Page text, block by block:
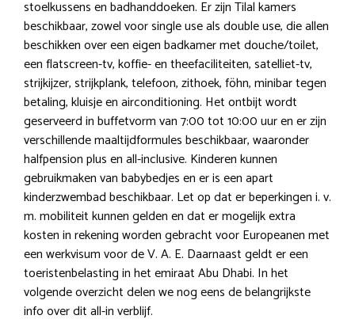
stoelkussens en badhanddoeken. Er zijn Tilal kamers
beschikbaar, zowel voor single use als double use, die allen
beschikken over een eigen badkamer met douche/toilet,
een flatscreen-tv, koffie- en theefaciliteiten, satelliet-tv,
strijkijzer, strijkplank, telefoon, zithoek, föhn, minibar tegen
betaling, kluisje en airconditioning. Het ontbijt wordt
geserveerd in buffetvorm van 7:00 tot 10:00 uur en er zijn
verschillende maaltijdformules beschikbaar, waaronder
halfpension plus en all-inclusive. Kinderen kunnen
gebruikmaken van babybedjes en er is een apart
kinderzwembad beschikbaar. Let op dat er beperkingen i. v.
m. mobiliteit kunnen gelden en dat er mogelijk extra
kosten in rekening worden gebracht voor Europeanen met
een werkvisum voor de V. A. E. Daarnaast geldt er een
toeristenbelasting in het emiraat Abu Dhabi. In het
volgende overzicht delen we nog eens de belangrijkste
info over dit all-in verblijf.